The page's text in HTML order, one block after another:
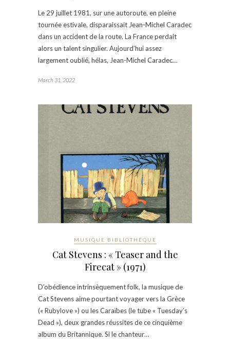
Le 29 juillet 1981, sur une autoroute, en pleine
tournée estivale, disparaissait Jean-Michel Caradec
dans un accident de la route. La France perdait
alors un talent singulier. Aujourd’hui assez
largement oublié, hélas, Jean-Michel Caradec…
March 31, 2022
MUSIQUE BIBLIOTHÈQUE
Cat Stevens : « Teaser and the
Firecat » (1971)
D’obédience intrinsèquement folk, la musique de
Cat Stevens aime pourtant voyager vers la Grèce
(« Rubylove ») ou les Caraïbes (le tube « Tuesday’s
Dead »), deux grandes réussites de ce cinquième
album du Britannique. Si le chanteur…